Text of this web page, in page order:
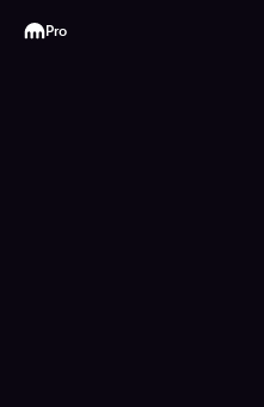
Kraken
Pro